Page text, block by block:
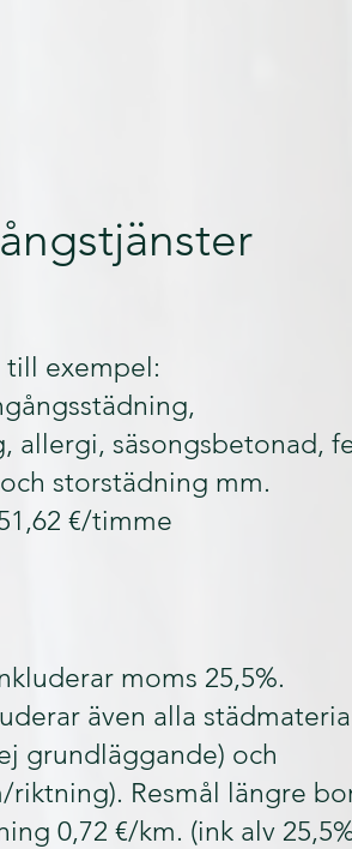
till exempel:
allergi, säsongsbetonad,
storstädning mm.
€/timme
moms 25,5%.
även alla
grundläggande) och
riktning). Resmål längre
0,72 €/km. (ink alv